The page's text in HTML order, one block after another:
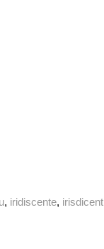
iridiscente irisdicent